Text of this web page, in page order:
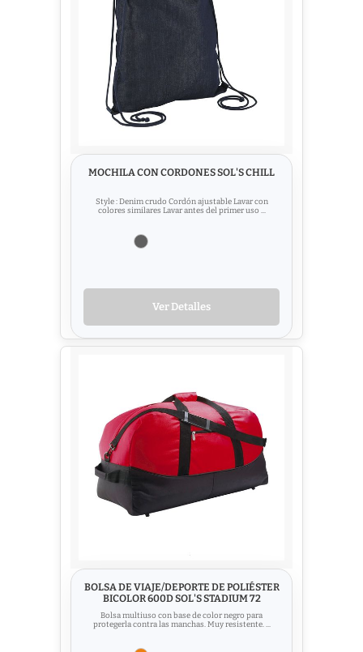
MOCHILA CON CORDONES SOL'S CHILL
Style : Denim crudo Cordón ajustable Lavar con
colores similares Lavar antes del primer uso ...
Ver Detalles
BOLSA DE VIAJE/DEPORTE DE POLIÉSTER
BICOLOR 600D SOL'S STADIUM 72
Bolsa multiuso con base de color negro para
protegerla contra las manchas. Muy resistente. ...